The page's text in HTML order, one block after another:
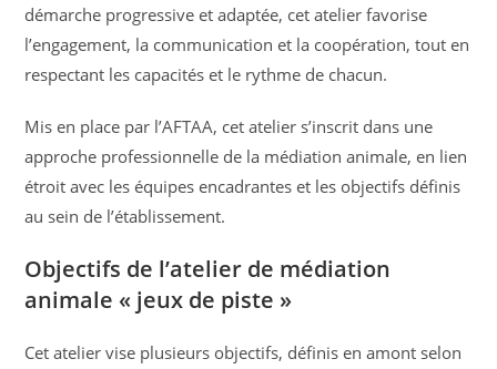
démarche progressive et adaptée, cet atelier favorise
l’engagement, la communication et la coopération, tout en
respectant les capacités et le rythme de chacun.
Mis en place par l’AFTAA, cet atelier s’inscrit dans une
approche professionnelle de la médiation animale, en lien
étroit avec les équipes encadrantes et les objectifs définis
au sein de l’établissement.
Objectifs de l’atelier de médiation
animale « jeux de piste »
Cet atelier vise plusieurs objectifs, définis en amont selon